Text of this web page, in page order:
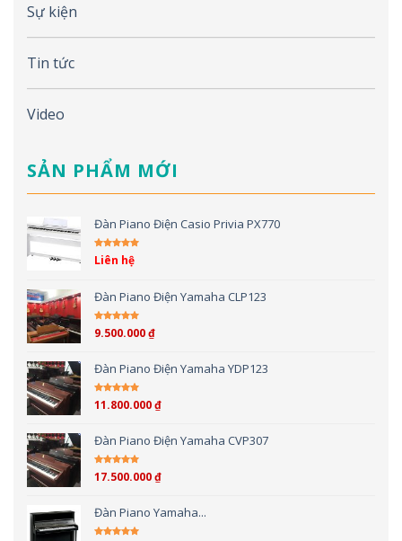
Sự kiện
Tin tức
Video
SẢN PHẨM MỚI
Đàn Piano Điện Casio Privia PX770
Được xếp hạng
Liên hệ
Đàn Piano Điện Yamaha CLP123
Được xếp hạng
9.500.000₫
Đàn Piano Điện Yamaha YDP123
Được xếp hạng
11.800.000₫
Đàn Piano Điện Yamaha CVP307
Được xếp hạng
17.500.000₫
Đàn Piano Yamaha...